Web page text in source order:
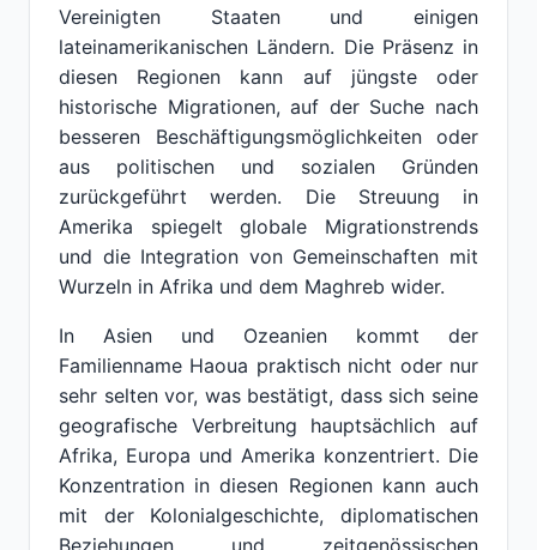
Vereinigten Staaten und einigen
lateinamerikanischen Ländern. Die Präsenz in
diesen Regionen kann auf jüngste oder
historische Migrationen, auf der Suche nach
besseren Beschäftigungsmöglichkeiten oder
aus politischen und sozialen Gründen
zurückgeführt werden. Die Streuung in
Amerika spiegelt globale Migrationstrends
und die Integration von Gemeinschaften mit
Wurzeln in Afrika und dem Maghreb wider.
In Asien und Ozeanien kommt der
Familienname Haoua praktisch nicht oder nur
sehr selten vor, was bestätigt, dass sich seine
geografische Verbreitung hauptsächlich auf
Afrika, Europa und Amerika konzentriert. Die
Konzentration in diesen Regionen kann auch
mit der Kolonialgeschichte, diplomatischen
Beziehungen und zeitgenössischen